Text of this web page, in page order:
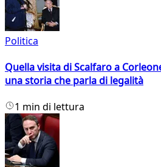
Politica
Quella visita di Scalfaro a
una storia che parla di legalità
1 min di lettura